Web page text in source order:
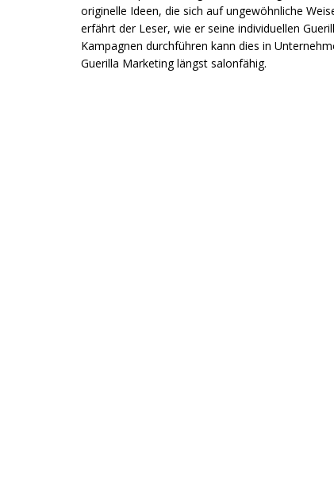
originelle Ideen, die sich auf ungewöhnliche
erfährt der Leser, wie er seine individuellen
Kampagnen durchführen kann dies in
Guerilla Marketing längst salonfähig.